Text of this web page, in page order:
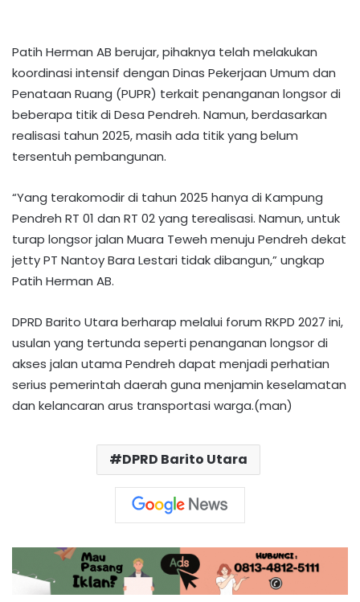
Patih Herman AB berujar, pihaknya telah melakukan
koordinasi intensif dengan Dinas Pekerjaan Umum dan
Penataan Ruang (PUPR) terkait penanganan longsor di
beberapa titik di Desa Pendreh. Namun, berdasarkan
realisasi tahun 2025, masih ada titik yang belum
tersentuh pembangunan.
​“Yang terakomodir di tahun 2025 hanya di Kampung
Pendreh RT 01 dan RT 02 yang terealisasi. Namun, untuk
turap longsor jalan Muara Teweh menuju Pendreh dekat
jetty PT Nantoy Bara Lestari tidak dibangun,” ungkap
Patih Herman AB.
DPRD Barito Utara berharap melalui forum RKPD 2027 ini,
usulan yang tertunda seperti penanganan longsor di
akses jalan utama Pendreh dapat menjadi perhatian
serius pemerintah daerah guna menjamin keselamatan
dan kelancaran arus transportasi warga.(man)
DPRD Barito Utara